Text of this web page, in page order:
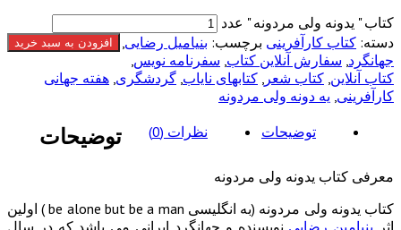
کتاب " یدونه ولی مردونه " عدد
افزودن به سبد خرید دسته: کتاب کارآفرینی برچسب: بنیامیل رضایی
جهانگرد سفارش آنلاین کتاب سفرنامه نویس
کتاب آنلاین کتاب شعر کتابهای نایاب گردشگری هفته جهانی
کارآفرینی یه دونه ولی مردونه
توضیحات
نظرات (0) توضیحات
معرفی کتاب یدونه ولی مردونه
کتاب یدونه ولی مردونه (به انگلیسی be alone but be a man ) اولین